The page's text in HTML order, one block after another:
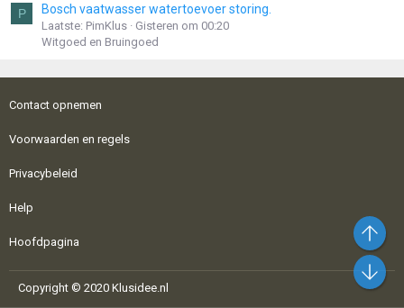
P Bosch vaatwasser watertoevoer storing.
Laatste: PimKlus
Gisteren om 00:20
Witgoed en Bruingoed
Contact opnemen
Voorwaarden en regels
Privacybeleid
Help
Hoofdpagina
Copyright © 2020 Klusidee.nl